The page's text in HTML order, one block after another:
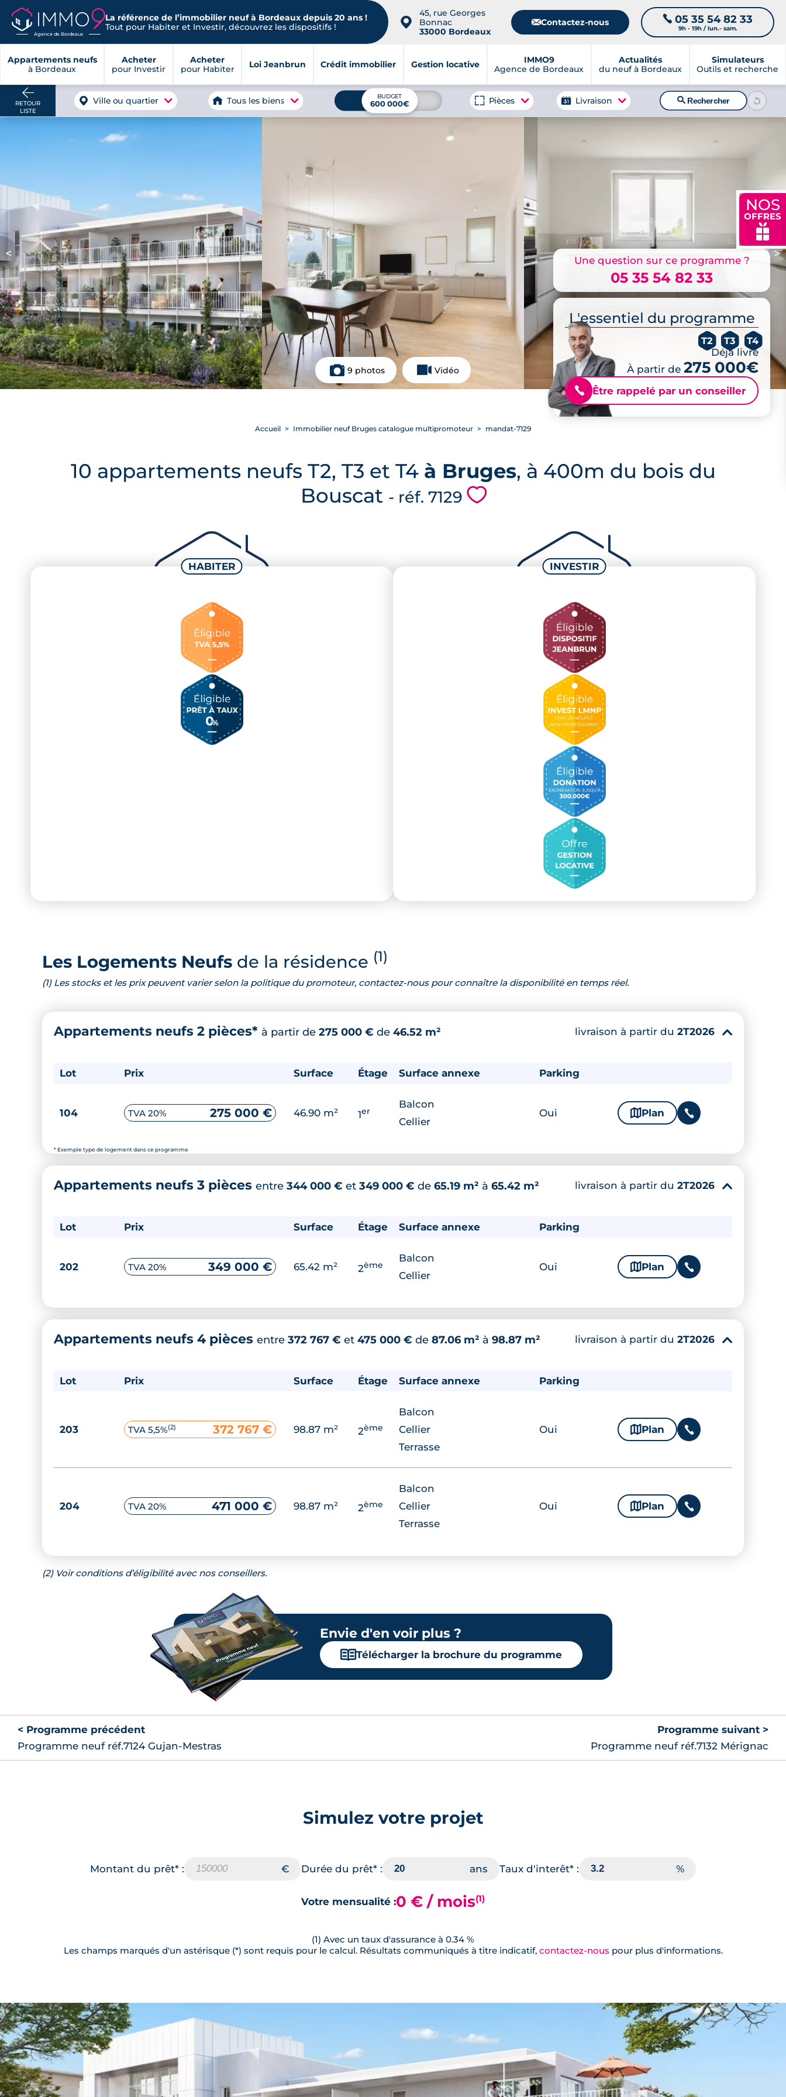
Agence de Bordeaux
La référence de l’immobilier neuf à Bordeaux depuis 20 ans !
Tout pour Habiter et Investir, découvrez les dispositifs !
📍
45, rue Georges
Bonnac
33000 Bordeaux
📧Contactez-nous 📞 05 35 54 82 33
9h - 19h / lun.- sam.
Appartements neufs
à Bordeaux
Acheter
pour Investir
Acheter
pour Habiter
Loi Jeanbrun Crédit immobilier Gestion locative
IMMO9
Agence de Bordeaux
Actualités
du neuf à Bordeaux
Simulateurs
Outils et recherche
NOS
OFFRES
🎁
RETOUR
LISTE
Ville ou quartier Tous les biens BUDGET
600 000€ Pièces Livraison 🔍Rechercher
< >
9 photos Vidéo
Une question sur ce programme ?
05 35 54 82 33
L'essentiel du programme
T2 T3 T4
Déjà livré
À partir de 275 000€
📞 Être rappelé par un conseiller
Accueil Immobilier neuf Bruges catalogue multipromoteur mandat-7129
10 appartements neufs T2, T3 et T4 à Bruges, à 400m du bois du
Bouscat - réf. 7129 💗
Les Logements Neufs de la résidence (1)
(1) Les stocks et les prix peuvent varier selon la politique du promoteur, contactez-nous pour connaître la disponibilité en temps réel.
Appartements neufs 2 pièces* à partir de 275 000 € de 46.52 m²
* Exemple type de logement dans ce programme
livraison à partir du 2T2026 ▾
Lot Prix Surface Étage Surface annexe Parking
104 TVA 20% 275 000 € 46.90 m² 1er
Balcon
Cellier
Oui 🗞 Plan 📞
Appartements neufs 3 pièces entre 344 000 € et 349 000 € de 65.19 m² à 65.42 m² livraison à partir du 2T2026 ▾
Lot Prix Surface Étage Surface annexe Parking
202 TVA 20% 349 000 € 65.42 m² 2ème
Balcon
Cellier
Oui 🗞 Plan 📞
Appartements neufs 4 pièces entre 372 767 € et 475 000 € de 87.06 m² à 98.87 m² livraison à partir du 2T2026 ▾
Lot Prix Surface Étage Surface annexe Parking
203 TVA 5,5%(2) 372 767 € 98.87 m² 2ème
Balcon
Cellier
Terrasse
Oui 🗞 Plan 📞
204 TVA 20% 471 000 € 98.87 m² 2ème
Balcon
Cellier
Terrasse
Oui 🗞 Plan 📞
(2) Voir conditions d’éligibilité avec nos conseillers.
Envie d'en voir plus ?
📖Télécharger la brochure du programme
< Programme précédent
Programme neuf réf.7124 Gujan-Mestras
Programme suivant >
Programme neuf réf.7132 Mérignac
Simulez votre projet
Montant du prêt* : Durée du prêt* : Taux d'interêt* :
Votre mensualité :0 € / mois(1)
(1) Avec un taux d'assurance à 0.34 %
Les champs marqués d'un astérisque (*) sont requis pour le calcul. Résultats communiqués à titre indicatif, contactez-nous pour plus d'informations.